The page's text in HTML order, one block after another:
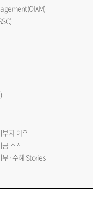
부자 예우
금 소식
부·수혜 Stories